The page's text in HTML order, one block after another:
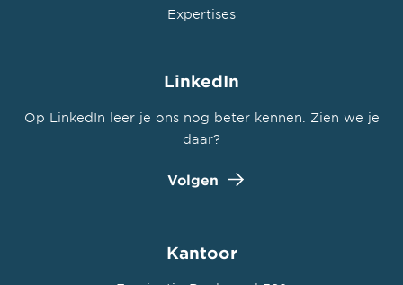
Expertises
LinkedIn
Op LinkedIn leer je ons nog beter kennen. Zien we je
daar?
Volgen
Kantoor